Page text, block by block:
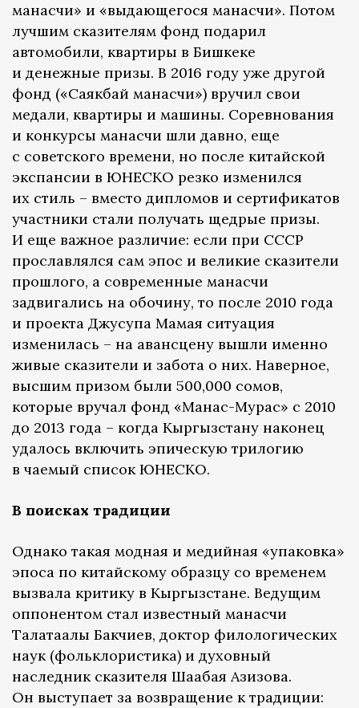
манасчи» и «выдающегося манасчи». Потом
лучшим сказителям фонд подарил
автомобили, квартиры в Бишкеке
и денежные призы. В 2016 году уже другой
фонд («Саякбай манасчи») вручил свои
медали, квартиры и машины. Соревнования
и конкурсы манасчи шли давно, еще
с советского времени, но после китайской
экспансии в ЮНЕСКО резко изменился
их стиль – вместо дипломов и сертификатов
участники стали получать щедрые призы.
И еще важное различие: если при СССР
прославлялся сам эпос и великие сказители
прошлого, а современные манасчи
задвигались на обочину, то после 2010 года
и проекта Джусупа Мамая ситуация
изменилась – на авансцену вышли именно
живые сказители и забота о них. Наверное,
высшим призом были 500,000 сомов,
которые вручал фонд «Манас-Мурас» с 2010
до 2013 года – когда Кыргызстану наконец
удалось включить эпическую трилогию
в чаемый список ЮНЕСКО.
В поисках традиции
Однако такая модная и медийная «упаковка»
эпоса по китайскому образцу со временем
вызвала критику в Кыргызстане. Ведущим
оппонентом стал известный манасчи
Талатаалы Бакчиев, доктор филологических
наук (фольклористика) и духовный
наследник сказителя Шаабая Азизова.
Он выступает за возвращение к традиции: